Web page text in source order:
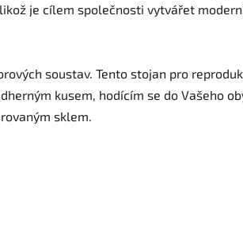
je cílem společnosti vytvářet
soustav. Tento stojan pro
kusem, hodícím se do Vašeho
sklem.